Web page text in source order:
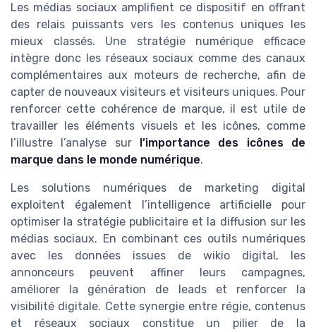
Les médias sociaux amplifient ce dispositif en offrant
des relais puissants vers les contenus uniques les
mieux classés. Une stratégie numérique efficace
intègre donc les réseaux sociaux comme des canaux
complémentaires aux moteurs de recherche, afin de
capter de nouveaux visiteurs et visiteurs uniques. Pour
renforcer cette cohérence de marque, il est utile de
travailler les éléments visuels et les icônes, comme
l’illustre l’analyse sur l’importance des icônes de
marque dans le monde numérique.
Les solutions numériques de marketing digital
exploitent également l’intelligence artificielle pour
optimiser la stratégie publicitaire et la diffusion sur les
médias sociaux. En combinant ces outils numériques
avec les données issues de wikio digital, les
annonceurs peuvent affiner leurs campagnes,
améliorer la génération de leads et renforcer la
visibilité digitale. Cette synergie entre régie, contenus
et réseaux sociaux constitue un pilier de la